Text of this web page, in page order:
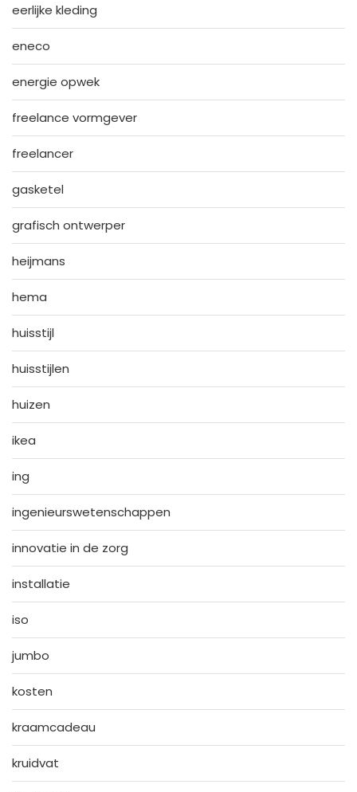
eerlijke kleding
eneco
energie opwek
freelance vormgever
freelancer
gasketel
grafisch ontwerper
heijmans
hema
huisstijl
huisstijlen
huizen
ikea
ing
ingenieurswetenschappen
innovatie in de zorg
installatie
iso
jumbo
kosten
kraamcadeau
kruidvat